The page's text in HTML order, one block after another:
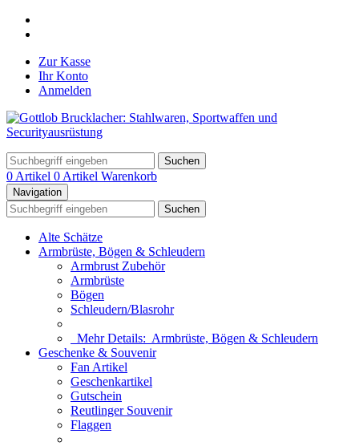
Zur Kasse
Ihr Konto
Anmelden
Suchen
0 Artikel 0 Artikel Warenkorb
Navigation
Suchen
Alte Schätze
Armbrüste, Bögen & Schleudern
Armbrust Zubehör
Armbrüste
Bögen
Schleudern/Blasrohr
Mehr Details: Armbrüste, Bögen & Schleudern
Geschenke & Souvenir
Fan Artikel
Geschenkartikel
Gutschein
Reutlinger Souvenir
Flaggen